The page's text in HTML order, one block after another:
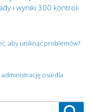
i wyniki 300 kontroli
aby uniknąć problemów?
administrację osiedla